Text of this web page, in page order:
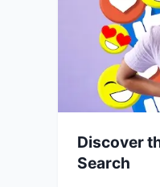
Discover
Search